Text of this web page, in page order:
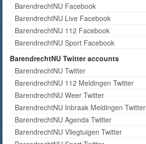
BarendrechtNU Facebook
BarendrechtNU Live Facebook
BarendrechtNU 112 Facebook
BarendrechtNU Sport Facebook
BarendrechtNU Twitter accounts
BarendrechtNU Twitter
BarendrechtNU 112 Meldingen Twitter
BarendrechtNU Weer Twitter
BarendrechtNU Inbraak Meldingen Twitter
BarendrechtNU Agenda Twitter
BarendrechtNU Vliegtuigen Twitter